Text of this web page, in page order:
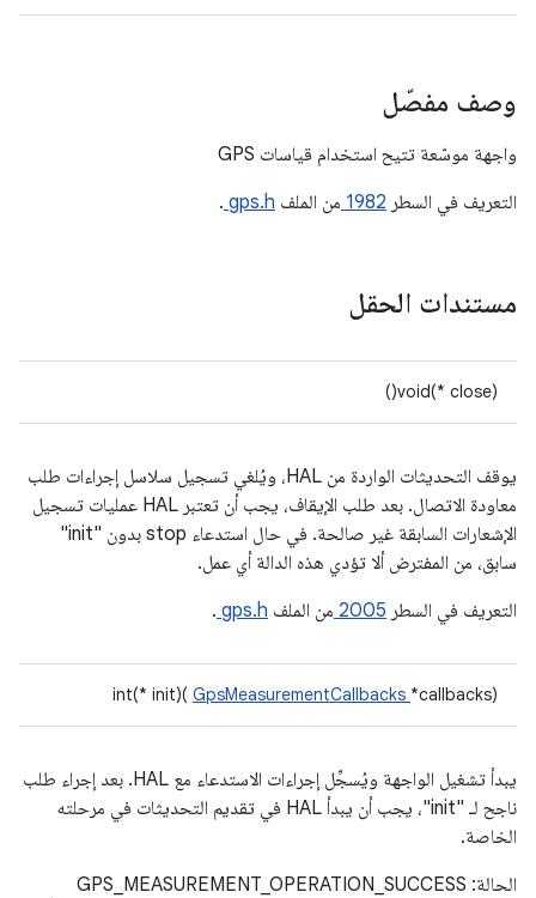
وصف مفصّل
واجهة موسّعة تتيح استخدام قياسات GPS
التعريف في السطر 1982 من الملف gps.h
.
مستندات الحقل
void(* close)()
يوقف التحديثات الواردة من HAL، ويُلغي تسجيل سلاسل إجراءات طلب
معاودة الاتصال. بعد طلب الإيقاف، يجب أن تعتبر HAL عمليات تسجيل
الإشعارات السابقة غير صالحة. في حال استدعاء stop بدون "init"
سابق، من المفترض ألا تؤدي هذه الدالة أي عمل.
التعريف في السطر 2005 من الملف gps.h
.
int(* init)( GpsMeasurementCallbacks *callbacks)
يبدأ تشغيل الواجهة ويُسجِّل إجراءات الاستدعاء مع HAL. بعد إجراء طلب
ناجح لـ "init"، يجب أن يبدأ HAL في تقديم التحديثات في مرحلته
الخاصة.
الحالة: GPS_MEASUREMENT_OPERATION_SUCCESS